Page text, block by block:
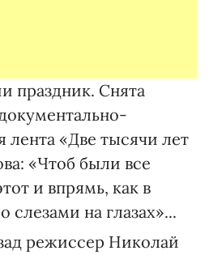
праздник. Снята
лента «Две тысячи лет
«Чтоб были все
и впрямь, как в
слезами на глазах»...
режиссер Николай